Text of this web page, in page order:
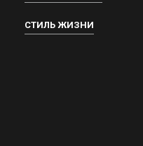
СТИЛЬ ЖИЗНИ